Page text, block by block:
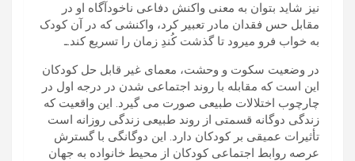
نیز شاید بتوان به معنی واکنش دفاعی ناخودآگاه او در
مقابل حس فقدان مادر تعبیر کرد، واکنشی که در آن کودک
به خواب فرو میرود تا گذشت کُندِ زمان را تسریع کند.ـ
در وضعیت سکوت و وحشت، معمای غیر قابل حل کودکان
این است که مقابله با روند اجتماعی شدن در درجه اول در
چارچوب اختلالات طبیعی صورت می گیرد. این واقعیت که
زندگی دوگانه قسمتی از روند طبیعی زندگی روزانه است
تأثیرات عمیقی بر کودکان دارد. این دوگانگی با گسترش
عرصه روابط اجتماعی کودکان از محیط خانواده به جهان